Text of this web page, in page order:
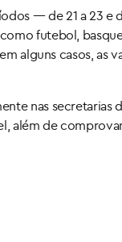
— de 21 a 23
futebol,
alguns casos, as
nas
além de